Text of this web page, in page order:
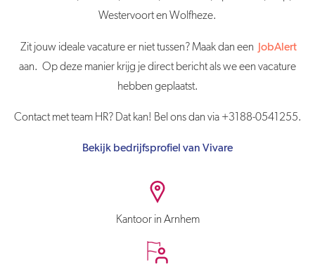
Westervoort en Wolfheze.
Zit jouw ideale vacature er niet tussen? Maak dan een
JobAlert
aan. Op deze manier krijg je direct bericht als we een vacature
hebben geplaatst.
Contact met team HR? Dat kan! Bel ons dan via +3188-0541255.
Bekijk bedrijfsprofiel van Vivare
Kantoor in Arnhem